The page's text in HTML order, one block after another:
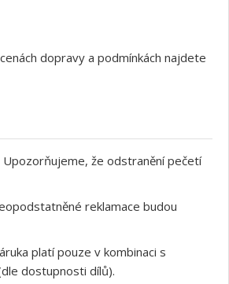
dopravy a podmínkách najdete
že odstranění pečetí
reklamace budou
platí pouze v kombinaci s
dostupnosti dílů).